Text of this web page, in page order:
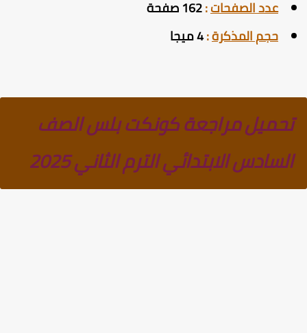
عدد الصفحات:162 صفحة
حجم المذكرة:4 ميجا
تحميل مراجعة كونكت بلس الصف
السادس الابتدائي الترم الثاني 2025